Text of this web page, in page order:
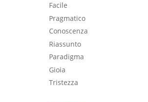
Facile
Pragmatico
Conoscenza
Riassunto
Paradigma
Gioia
Tristezza